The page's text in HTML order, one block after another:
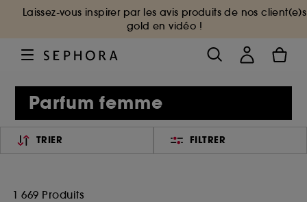
Laissez-vous inspirer par les avis produits de nos client(e)s
gold en vidéo !
Parfum femme
TRIER FILTRER
1 669 Produits